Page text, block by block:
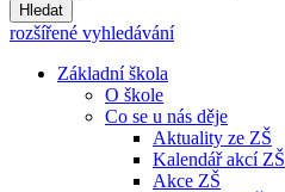
Hledat
rozšířené vyhledávání
Základní škola
O škole
Co se u nás děje
Aktuality ze ZŠ
Kalendář akcí ZŠ
Akce ZŠ